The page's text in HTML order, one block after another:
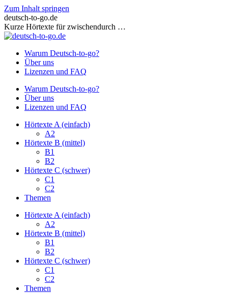
Zum Inhalt springen
deutsch-to-go.de
Kurze Hörtexte für zwischendurch …
Warum Deutsch-to-go?
Über uns
Lizenzen und FAQ
Warum Deutsch-to-go?
Über uns
Lizenzen und FAQ
Hörtexte A (einfach)
A2
Hörtexte B (mittel)
B1
B2
Hörtexte C (schwer)
C1
C2
Themen
Hörtexte A (einfach)
A2
Hörtexte B (mittel)
B1
B2
Hörtexte C (schwer)
C1
C2
Themen